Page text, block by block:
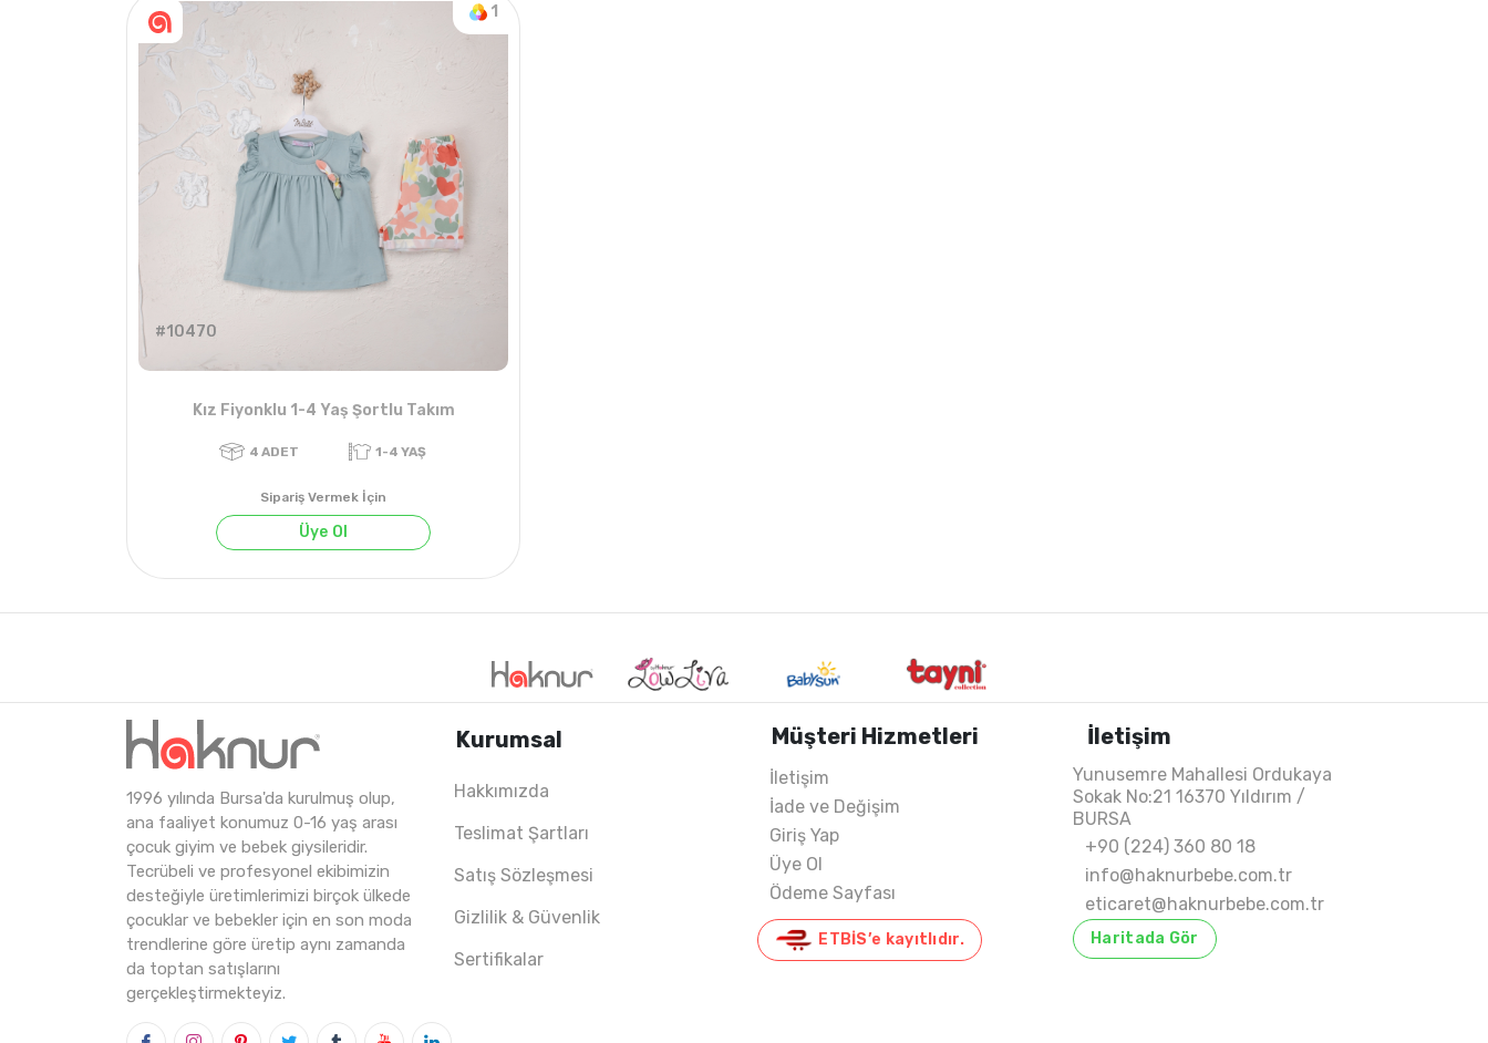
4ADET 1-4 YAŞ
1
#10470
Kız Fiyonklu 1-4 Yaş Şortlu Takım
4 ADET 1-4 YAŞ
Sipariş Vermek İçin
Üye Ol
1996 yılında Bursa'da kurulmuş olup,
ana faaliyet konumuz 0-16 yaş arası
çocuk giyim ve bebek giysileridir.
Tecrübeli ve profesyonel ekibimizin
desteğiyle üretimlerimizi birçok ülkede
çocuklar ve bebekler için en son moda
trendlerine göre üretip aynı zamanda
da toptan satışlarını
gerçekleştirmekteyiz.
Kurumsal
Hakkımızda
Teslimat Şartları
Satış Sözleşmesi
Gizlilik & Güvenlik
Sertifikalar
Müşteri Hizmetleri
İletişim
İade ve Değişim
Giriş Yap
Üye Ol
Ödeme Sayfası
ETBİS’e kayıtlıdır.
İletişim
Yunusemre Mahallesi Ordukaya
Sokak No:21 16370 Yıldırım /
BURSA
+90 (224) 360 80 18
info@haknurbebe.com.tr
eticaret@haknurbebe.com.tr
Haritada Gör